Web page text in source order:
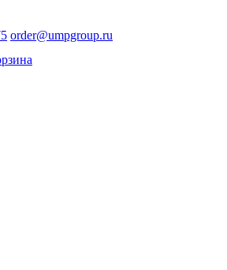
order@umpgroup.ru